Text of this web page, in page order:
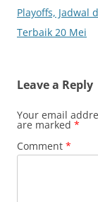
navigation
Playoffs, Jadwal
Terbaik 20 Mei
Leave a Reply
Your email
are marked *
Comment *